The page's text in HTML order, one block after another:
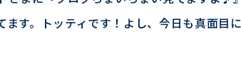
ます。トッティです！よし、今日も真面目